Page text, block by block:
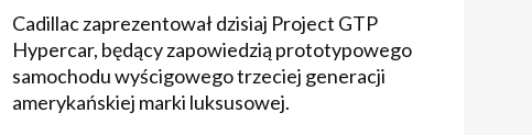
Cadillac zaprezentował dzisiaj Project GTP
Hypercar, będący zapowiedzią prototypowego
samochodu wyścigowego trzeciej generacji
amerykańskiej marki luksusowej.